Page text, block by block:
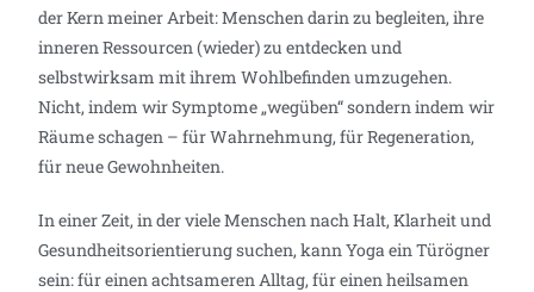
der Kern meiner Arbeit: Menschen darin zu begleiten, ihre
inneren Ressourcen (wieder) zu entdecken und
selbstwirksam mit ihrem Wohlbefinden umzugehen.
Nicht, indem wir Symptome „wegüben“ sondern indem wir
Räume schagen – für Wahrnehmung, für Regeneration,
für neue Gewohnheiten.
In einer Zeit, in der viele Menschen nach Halt, Klarheit und
Gesundheitsorientierung suchen, kann Yoga ein Türögner
sein: für einen achtsameren Alltag, für einen heilsamen